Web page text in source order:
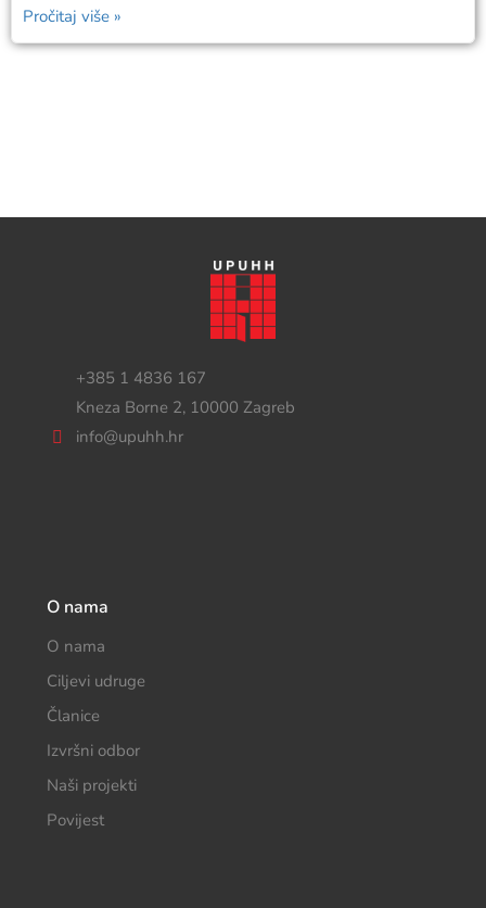
Pročitaj više »
+385 1 4836 167
Kneza Borne 2, 10000 Zagreb
info@upuhh.hr
O nama
O nama
Ciljevi udruge
Članice
Izvršni odbor
Naši projekti
Povijest